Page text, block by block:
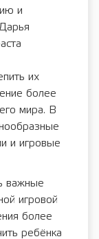
и
их
более
мира. В
и игровые
важные
игровой
более
ребёнка